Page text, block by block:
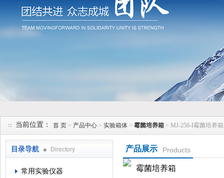
当前位置： 首 页 > 产品中心 > 实验箱体 > 霉菌培养箱 > MJ-250-I霉菌培养箱
目录导航 Directory
常用实验仪器
产品展示 Products
霉菌培养箱